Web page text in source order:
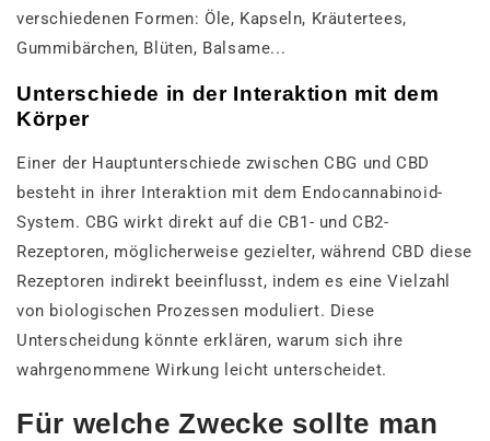
verschiedenen Formen: Öle, Kapseln, Kräutertees,
Gummibärchen, Blüten, Balsame...
Unterschiede in der Interaktion mit dem
Körper
Einer der Hauptunterschiede zwischen CBG und CBD
besteht in ihrer Interaktion mit dem Endocannabinoid-
System. CBG wirkt direkt auf die CB1- und CB2-
Rezeptoren, möglicherweise gezielter, während CBD diese
Rezeptoren indirekt beeinflusst, indem es eine Vielzahl
von biologischen Prozessen moduliert. Diese
Unterscheidung könnte erklären, warum sich ihre
wahrgenommene Wirkung leicht unterscheidet.
Für welche Zwecke sollte man